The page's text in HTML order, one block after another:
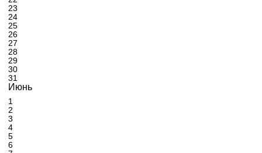
23
24
25
26
27
28
29
30
31
Июнь
1
2
3
4
5
6